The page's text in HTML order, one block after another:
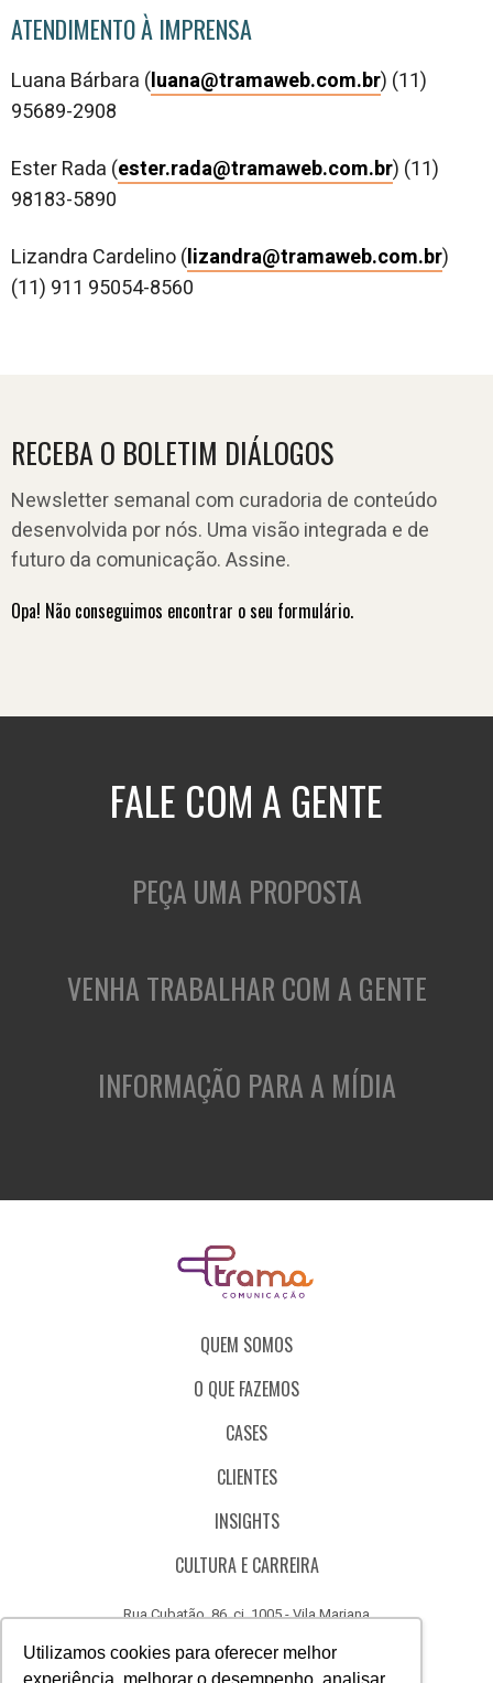
Utilizamos cookies para oferecer melhor
ATENDIMENTO À IMPRENSA
Luana Bárbara (luana@tramaweb.com.br) (11)
95689-2908
Ester Rada (ester.rada@tramaweb.com.br) (11)
98183-5890
Lizandra Cardelino (lizandra@tramaweb.com.br)
(11) 911 95054-8560
RECEBA O BOLETIM DIÁLOGOS
Newsletter semanal com curadoria de conteúdo
desenvolvida por nós. Uma visão integrada e de
futuro da comunicação. Assine.
Opa! Não conseguimos encontrar o seu formulário.
FALE COM A GENTE
PEÇA UMA PROPOSTA
VENHA TRABALHAR COM A GENTE
INFORMAÇÃO PARA A MÍDIA
QUEM SOMOS
O QUE FAZEMOS
CASES
CLIENTES
INSIGHTS
CULTURA E CARREIRA
Rua Cubatão, 86, cj. 1005 - Vila Mariana